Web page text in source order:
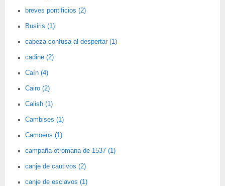
breves pontificios (2)
Busiris (1)
cabeza confusa al despertar (1)
cadine (2)
Caín (4)
Cairo (2)
Calish (1)
Cambises (1)
Camoens (1)
campaña otromana de 1537 (1)
canje de cautivos (2)
canje de esclavos (1)